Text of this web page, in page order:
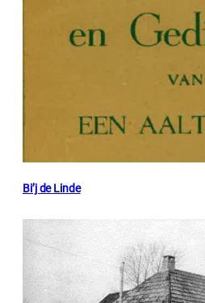
Bi’j de Linde